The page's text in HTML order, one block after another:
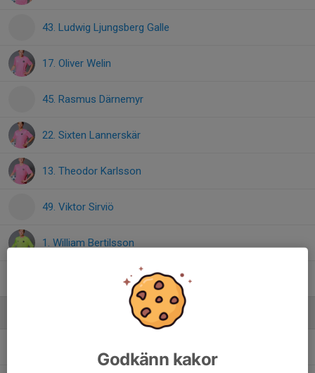
43. Ludwig Ljungsberg Galle
17. Oliver Welin
45. Rasmus Därnemyr
22. Sixten Lannerskär
13. Theodor Karlsson
49. Viktor Sirviö
1. William Bertilsson
11. Wilmer Classon
Godkänn kakor